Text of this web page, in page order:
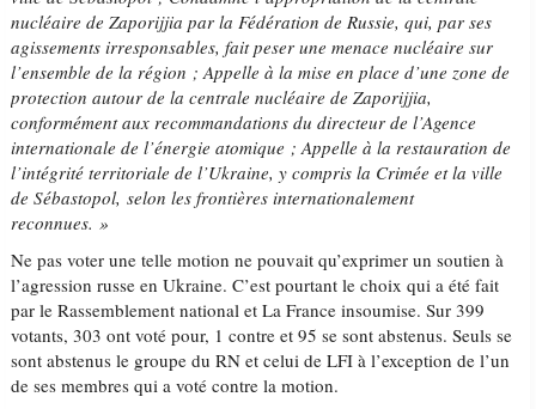
nucléaire de Zaporijjia par la Fédération de Russie, qui, par ses
agissements irresponsables, fait peser une menace nucléaire sur
l’ensemble de la région ; Appelle à la mise en place d’une zone de
protection autour de la centrale nucléaire de Zaporijjia,
conformément aux recommandations du directeur de l’Agence
internationale de l’énergie atomique ; Appelle à la restauration de
l’intégrité territoriale de l’Ukraine, y compris la Crimée et la ville
de Sébastopol, selon les frontières internationalement
reconnues. »
Ne pas voter une telle motion ne pouvait qu’exprimer un soutien à
l’agression russe en Ukraine. C’est pourtant le choix qui a été fait
par le Rassemblement national et La France insoumise. Sur 399
votants, 303 ont voté pour, 1 contre et 95 se sont abstenus. Seuls se
sont abstenus le groupe du RN et celui de LFI à l’exception de l’un
de ses membres qui a voté contre la motion.